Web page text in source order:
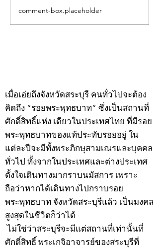
คอลัมน์"จับชีพจรวงการ
พระ"ประจำพุธที่ 29
comment-box.placeholder
เมื่อเอ่ยถึงจังหวัดสระบุรี คนทั่วไปจะต้อง
คิดถึง “รอยพระพุทธบาท” ซึ่งเป็นสถานที่
ศักดิ์สิทธิ์แห่ง เดียวในประเทศไทย ที่มีรอย
พระพุทธบาทของแท้ประทับรอยอยู่ ใน
แต่ละปีจะมีทั้งพระภิกษุสามเณรและบุคคล
ทั่วไป ทั้งจากในประเทศและต่างประเทศ
ตั้งใจเดินทางมากราบนมัสการ เพราะ
ถือว่าหากได้เดินทางไปกราบรอย
พระพุทธบาท จังหวัดสระบุรีแล้ว เป็นมงคล
สูงสุดในชีวิตก็ว่าได้
ไม่ใช่ว่าสระบุรีจะมีแต่สถานที่เท่านั้นที่
ศักดิ์สิทธิ์ พระเกจิอาจารย์ของสระบุรีที่